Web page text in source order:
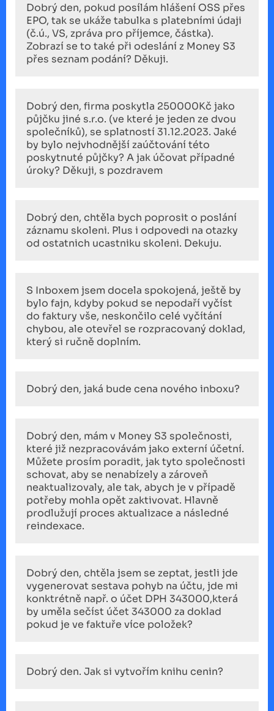
Dobrý den, pokud posílám hlášení OSS přes
EPO, tak se ukáže tabulka s platebními údaji
(č.ú., VS, zpráva pro příjemce, částka).
Zobrazí se to také při odeslání z Money S3
přes seznam podání? Děkuji.
Dobrý den, firma poskytla 250000Kč jako
půjčku jiné s.r.o. (ve které je jeden ze dvou
společníků), se splatností 31.12.2023. Jaké
by bylo nejvhodnější zaúčtování této
poskytnuté půjčky? A jak účovat případné
úroky? Děkuji, s pozdravem
Dobrý den, chtěla bych poprosit o poslání
záznamu skoleni. Plus i odpovedi na otazky
od ostatnich ucastniku skoleni. Dekuju.
S Inboxem jsem docela spokojená, ještě by
bylo fajn, kdyby pokud se nepodaří vyčíst
do faktury vše, neskončilo celé vyčítání
chybou, ale otevřel se rozpracovaný doklad,
který si ručně doplním.
Dobrý den, jaká bude cena nového inboxu?
Dobrý den, mám v Money S3 společnosti,
které již nezpracovávám jako externí účetní.
Můžete prosím poradit, jak tyto společnosti
schovat, aby se nenabízely a zároveň
neaktualizovaly, ale tak, abych je v případě
potřeby mohla opět zaktivovat. Hlavně
prodlužují proces aktualizace a následné
reindexace.
Dobrý den, chtěla jsem se zeptat, jestli jde
vygenerovat sestava pohyb na účtu, jde mi
konktrétně např. o účet DPH 343000,která
by uměla sečíst účet 343000 za doklad
pokud je ve faktuře více položek?
Dobrý den. Jak si vytvořím knihu cenin?